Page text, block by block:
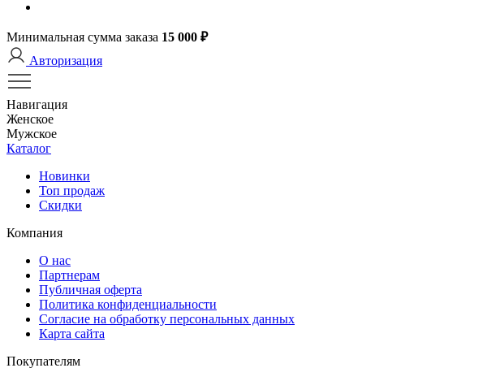
Минимальная сумма заказа 15 000 ₽
Авторизация
Навигация
Женское
Мужское
Каталог
Новинки
Топ продаж
Скидки
Компания
О нас
Партнерам
Публичная оферта
Политика конфиденциальности
Согласие на обработку персональных данных
Карта сайта
Покупателям